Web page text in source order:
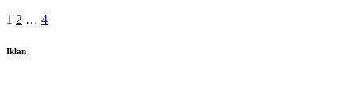
Paginasi
pos
1 2 … 4
Iklan